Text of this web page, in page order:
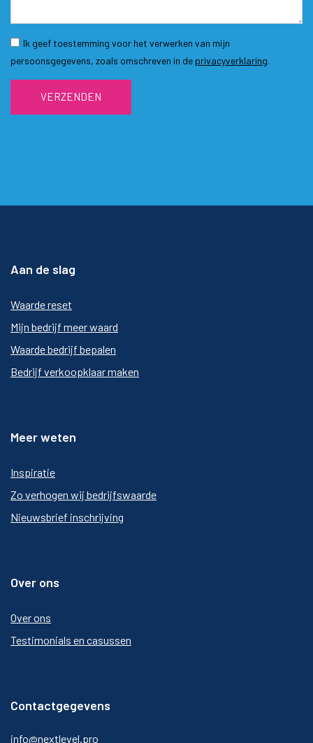
Ik geef toestemming voor het verwerken van mijn
persoonsgegevens, zoals omschreven in de privacyverklaring.
Aan de slag
Waarde reset
Mijn bedrijf meer waard
Waarde bedrijf bepalen
Bedrijf verkoopklaar maken
Meer weten
Inspiratie
Zo verhogen wij bedrijfswaarde
Nieuwsbrief inschrijving
Over ons
Over ons
Testimonials en casussen
Contactgegevens
info@nextlevel.pro